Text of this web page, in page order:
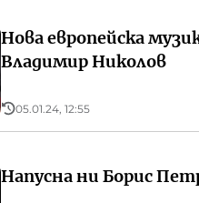
Нова европейска
Владимир Николов
05.01.24, 12:55
Напусна ни Борис